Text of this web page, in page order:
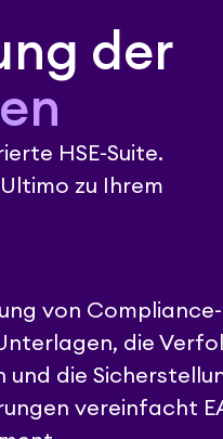
der
HSE-Suite.
zu Ihrem
von
die
die
vereinfacht